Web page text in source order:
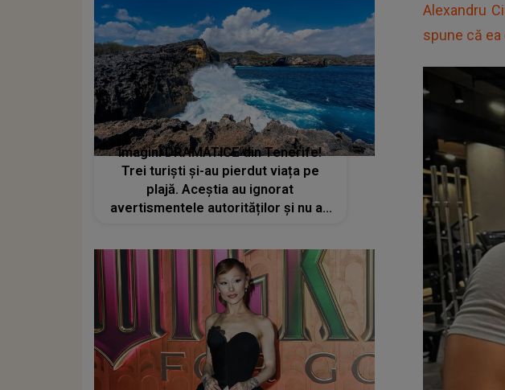
Alexandru
spune că ea
Imagini DRAMATICE din Tenerife!
Trei turiști și-au pierdut viața pe
plajă. Aceștia au ignorat
avertismentele autorităților și nu au
grav rănite